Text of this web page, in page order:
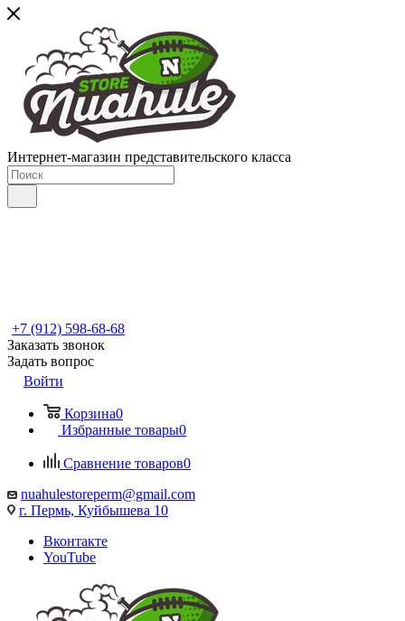
Интернет-магазин представительского класса
+7 (912) 598-68-68
Заказать звонок
Задать вопрос
Войти
Корзина0
Избранные товары0
Сравнение товаров0
nuahulestoreperm@gmail.com
г. Пермь, Куйбышева 10
Вконтакте
YouTube